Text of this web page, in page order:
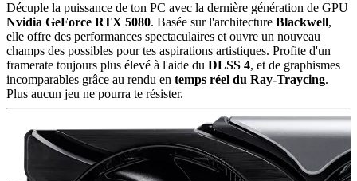
Décuple la puissance de ton PC avec la dernière génération de GPU
Nvidia GeForce RTX 5080. Basée sur l'architecture Blackwell,
elle offre des performances spectaculaires et ouvre un nouveau
champs des possibles pour tes aspirations artistiques. Profite d'un
framerate toujours plus élevé à l'aide du DLSS 4, et de graphismes
incomparables grâce au rendu en temps réel du Ray-Traycing.
Plus aucun jeu ne pourra te résister.